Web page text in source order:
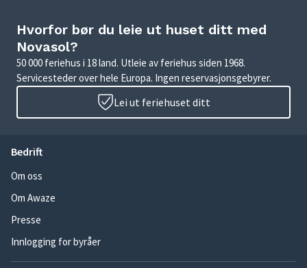
Hvorfor bør du leie ut huset ditt med
Novasol?
50 000 feriehus i 18 land. Utleie av feriehus siden 1968.
Servicesteder over hele Europa. Ingen reservasjonsgebyrer.
Lei ut feriehuset ditt
Bedrift
Om oss
Om Awaze
Presse
Innlogging for byråer